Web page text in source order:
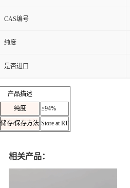
CAS编号
纯度
是否进口
产品描述
纯度
≥94%
储存/保存方法 Store at RT
相关产品：